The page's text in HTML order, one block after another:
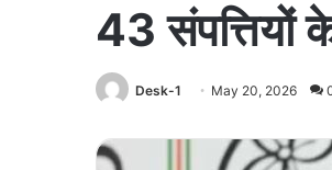
43 संपत्तियों
Desk-1 May 20, 2026